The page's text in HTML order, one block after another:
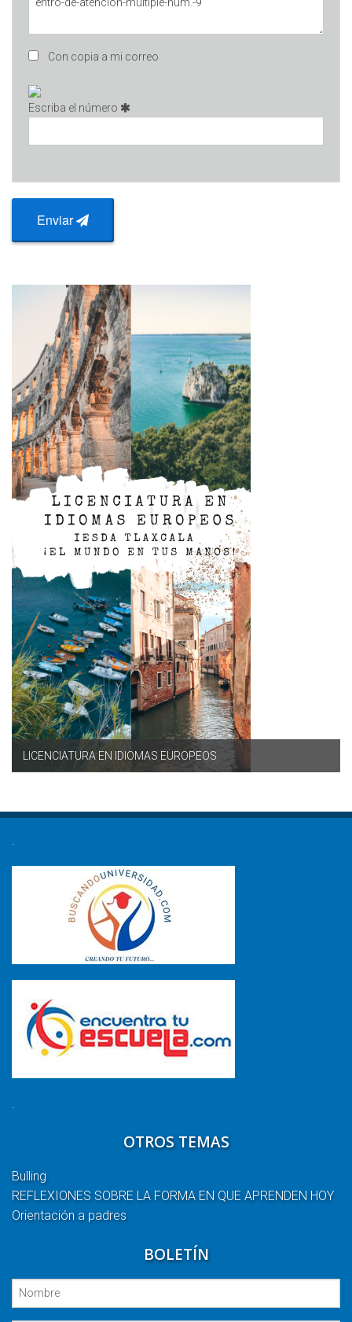
Con copia a mi correo
Escriba el número
Enviar
LICENCIATURA EN IDIOMAS EUROPEOS
.
.
OTROS TEMAS
Bulling
REFLEXIONES SOBRE LA FORMA EN QUE APRENDEN HOY
Orientación a padres
BOLETÍN